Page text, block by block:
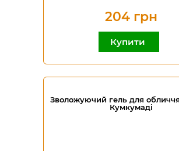
204 грн
Купити
Зволожуючий гель для
Кумкумаді